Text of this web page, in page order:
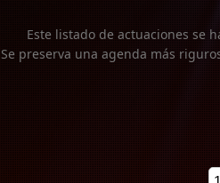
Este listado de actuaciones se
Se preserva una agenda más